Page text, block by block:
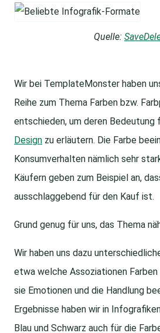
Quelle:
Wir bei TemplateMonster haben
Reihe zum Thema Farben bzw.
entschieden, um deren Bedeutung
Design zu erläutern. Die Farbe
Konsumverhalten nämlich sehr
Käufern geben zum Beispiel an,
ausschlaggebend für den Kauf ist.
Grund genug für uns, das Thema
Wir haben uns dazu
etwa welche Assoziationen
sie Emotionen und die Handlung
Ergebnisse haben wir in
Blau und Schwarz auch für die